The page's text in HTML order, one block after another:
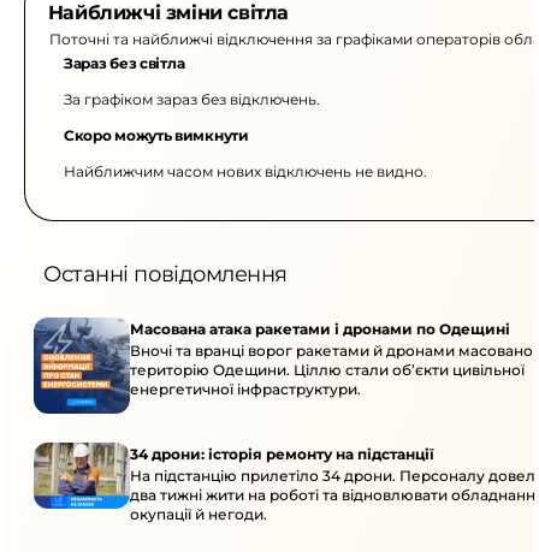
Найближчі зміни світла
Поточні та найближчі відключення за графіками операторів
Зараз без світла
За графіком зараз без відключень.
Скоро можуть вимкнути
Найближчим часом нових відключень не видно.
Останні повідомлення
Масована атака ракетами і дронами по Одещині
Вночі та вранці ворог ракетами й дронами масовано
територію Одещини. Ціллю стали об’єкти цивільної
енергетичної інфраструктури.
34 дрони: історія ремонту на підстанції
На підстанцію прилетіло 34 дрони. Персоналу
два тижні жити на роботі та відновлювати
окупації й негоди.